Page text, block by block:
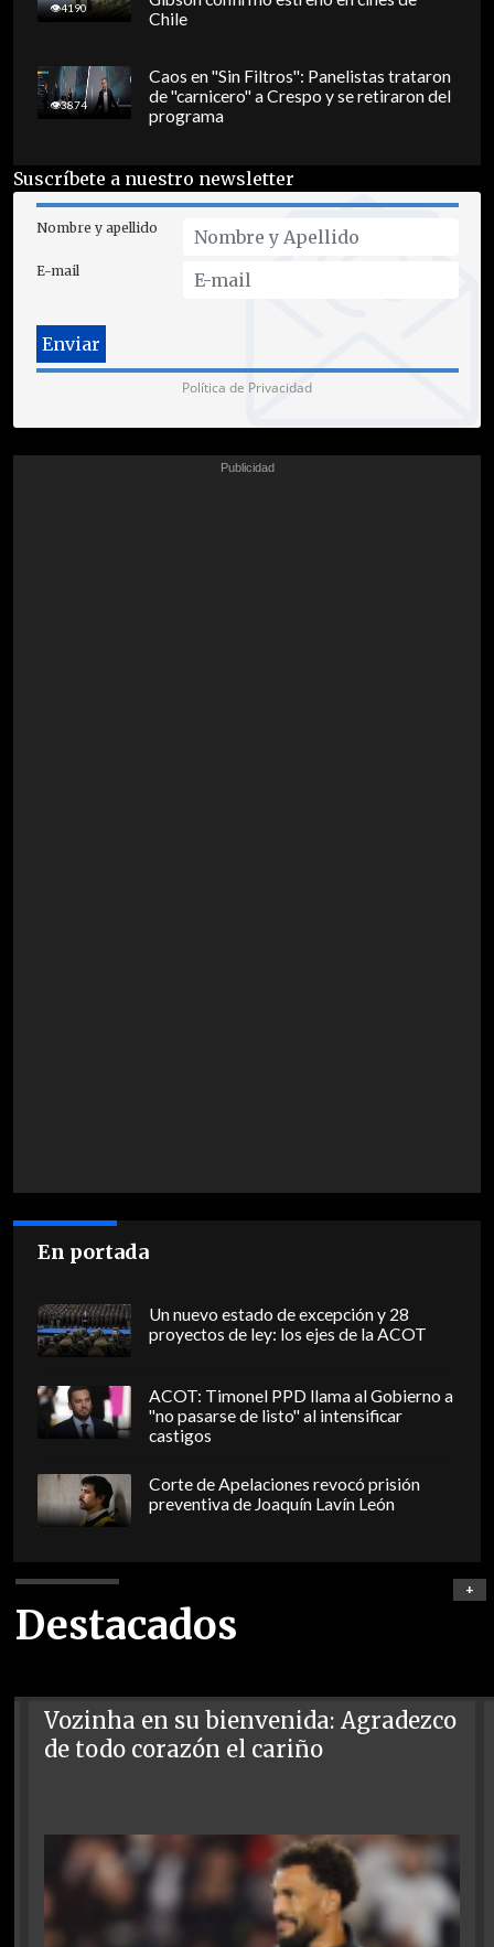
4190
Chile
3874
Caos en "Sin Filtros": Panelistas trataron
de "carnicero" a Crespo y se retiraron del
programa
Suscríbete a nuestro newsletter
Nombre y apellido
E-mail
Política de Privacidad
En portada
Un nuevo estado de excepción y 28
proyectos de ley: los ejes de la ACOT
ACOT: Timonel PPD llama al Gobierno a
"no pasarse de listo" al intensificar
castigos
Corte de Apelaciones revocó prisión
preventiva de Joaquín Lavín León
Destacados
+
Vozinha en su bienvenida: Agradezco
de todo corazón el cariño